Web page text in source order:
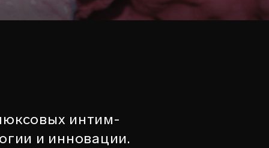
интим-
и инновации.